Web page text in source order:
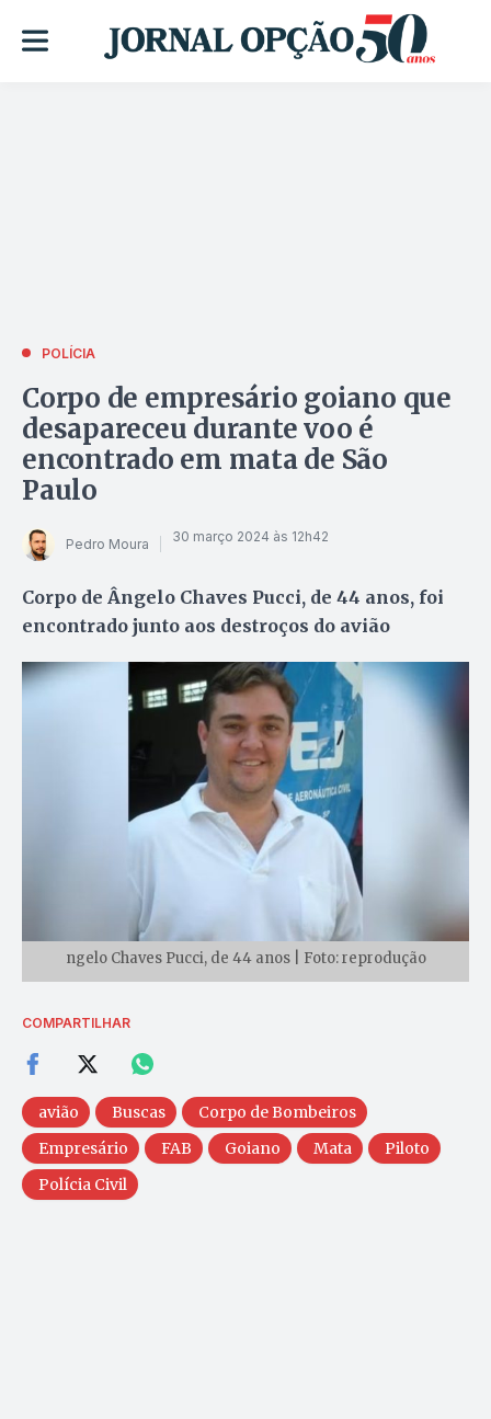
POLÍCIA
Corpo de empresário goiano que
desapareceu durante voo é
encontrado em mata de São
Paulo
Pedro Moura 30 março 2024 às 12h42
Corpo de Ângelo Chaves Pucci, de 44 anos, foi
encontrado junto aos destroços do avião
ngelo Chaves Pucci, de 44 anos | Foto: reprodução
COMPARTILHAR
avião Buscas
Corpo de Bombeiros
Empresário
FAB Goiano Mata
Piloto
Polícia Civil